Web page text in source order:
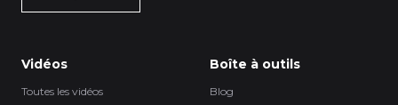
Vidéos
Toutes les vidéos
Boîte à outils
Blog